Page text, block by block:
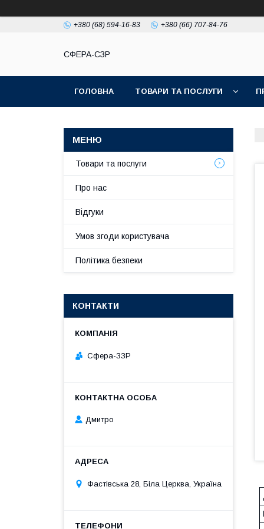
+380 (68) 594-16-83 +380 (66) 707-84-76
СФЕРА-СЗР
ГОЛОВНА ТОВАРИ ТА ПОСЛУГИ
Товари та послуги
Про нас
Відгуки
Умов згоди користувача
Політика безпеки
КОНТАКТИ
Сфера-ЗЗР
Дмитро
Фастівська 28, Біла Церква, Україна